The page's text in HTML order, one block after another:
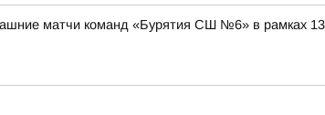
матчи команд «Бурятия СШ №6» в рамках